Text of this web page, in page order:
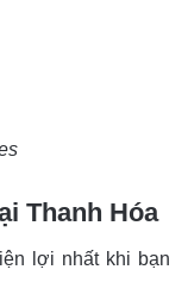
Thanh Hóa
lợi nhất khi bạn